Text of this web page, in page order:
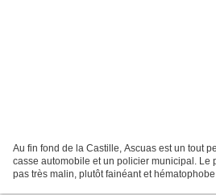
Au fin fond de la Castille, Ascuas est un tout
casse automobile et un policier municipal. Le
pas très malin, plutôt fainéant et